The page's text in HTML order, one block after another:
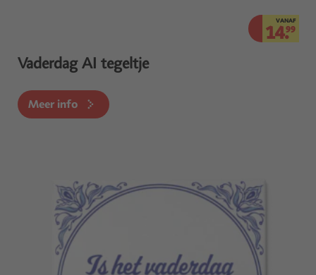
VANAF
14.99
Vaderdag AI tegeltje
Meer info